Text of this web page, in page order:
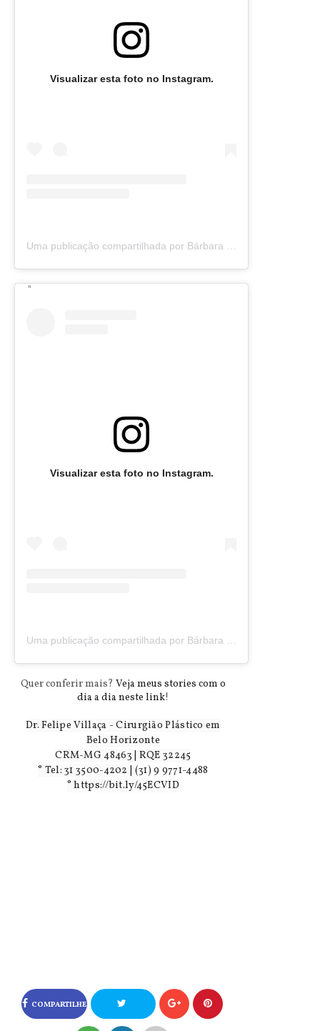
Visualizar esta foto no Instagram.
Visualizar esta foto no Instagram.
Quer conferir mais? Veja meus stories com o
dia a dia neste link!
Dr. Felipe Villaça - Cirurgião Plástico em
Belo Horizonte
CRM-MG 48463 | RQE 32245
° Tel: 31 3500-4202 | (31) 9 9771-4488
°https://bit.ly/45ECVID
COMPARTILHE